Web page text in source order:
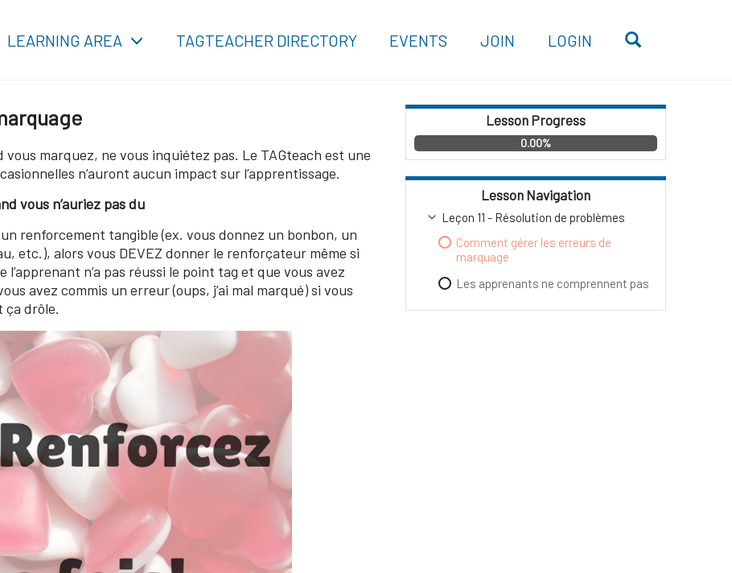
LEARNING AREA TAGTEACHER DIRECTORY EVENTS JOIN LOGIN
marquez, ne vous inquiétez pas. Le TAGteach est une
n’auront aucun impact sur l’apprentissage.
vous n’auriez pas du
renforcement tangible (ex. vous donnez un bonbon, un
etc.), alors vous DEVEZ donner le renforçateur même si
n’a pas réussi le point tag et que vous avez
avez commis un erreur (oups, j’ai mal marqué) si vous
ça drôle.
Lesson Progress
0.00%
Lesson Navigation
Leçon 11 - Résolution de problèmes
Comment gérer les erreurs de
marquage
Les apprenants ne comprennent pas